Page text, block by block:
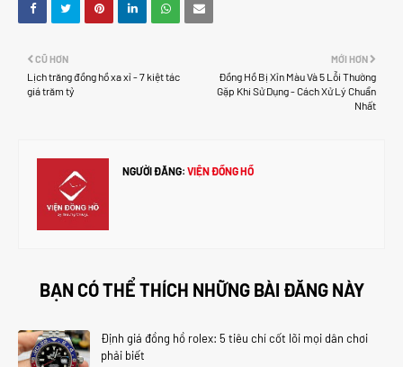
MỚI HƠN
Đồng Hồ Bị Xỉn Màu Và 5 Lỗi Thường
Gặp Khi Sử Dụng - Cách Xử Lý Chuẩn
Nhất
CŨ HƠN
Lịch trăng đồng hồ xa xỉ - 7 kiệt tác
giá trăm tỷ
NGƯỜI ĐĂNG: VIỆN ĐỒNG HỒ
BẠN CÓ THỂ THÍCH NHỮNG BÀI ĐĂNG NÀY
Định giá đồng hồ rolex: 5 tiêu chí cốt lõi mọi dân chơi
phải biết